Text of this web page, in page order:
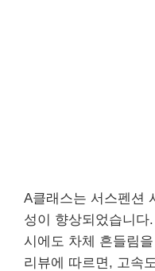
A클래스는 서스펜션
성이 향상되었습니다
시에도 차체 흔들림
리뷰에 따르면, 고속